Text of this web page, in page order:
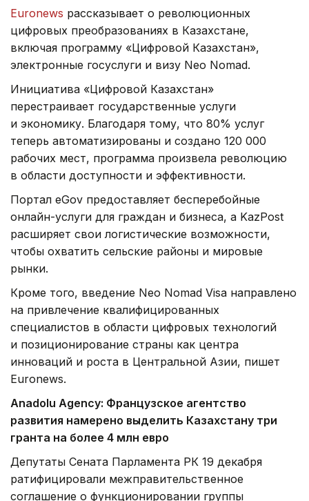
Euronews рассказывает о революционных
цифровых преобразованиях в Казахстане,
включая программу «Цифровой Казахстан»,
электронные госуслуги и визу Neo Nomad.
Инициатива «Цифровой Казахстан»
перестраивает государственные услуги
и экономику. Благодаря тому, что 80% услуг
теперь автоматизированы и создано 120 000
рабочих мест, программа произвела революцию
в области доступности и эффективности.
Портал eGov предоставляет бесперебойные
онлайн-услуги для граждан и бизнеса, а KazPost
расширяет свои логистические возможности,
чтобы охватить сельские районы и мировые
рынки.
Кроме того, введение Neo Nomad Visa направлено
на привлечение квалифицированных
специалистов в области цифровых технологий
и позиционирование страны как центра
инноваций и роста в Центральной Азии, пишет
Euronews.
Anadolu Agency: Французское агентство
развития намерено выделить Казахстану три
гранта на более 4 млн евро
Депутаты Сената Парламента РК 19 декабря
ратифицировали межправительственное
соглашение о функционировании группы